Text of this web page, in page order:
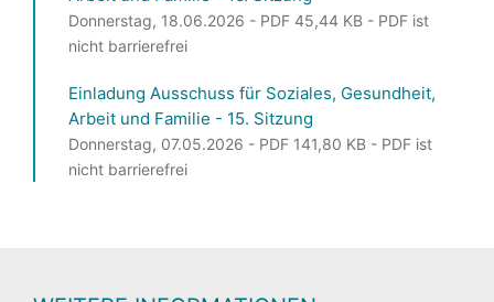
Donnerstag, 18.06.2026 - PDF 45,44 KB - PDF ist
nicht barrierefrei
Einladung Ausschuss für Soziales, Gesundheit,
Arbeit und Familie - 15. Sitzung
Donnerstag, 07.05.2026 - PDF 141,80 KB - PDF ist
nicht barrierefrei